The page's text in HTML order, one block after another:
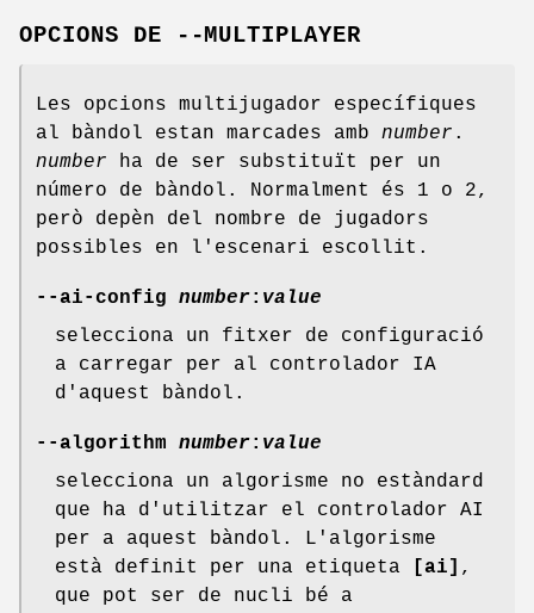
OPCIONS DE --MULTIPLAYER
Les opcions multijugador específiques
al bàndol estan marcades amb number .
number ha de ser substituït per un
número de bàndol. Normalment és 1 o 2,
però depèn del nombre de jugadors
possibles en l'escenari escollit.
--ai-config number: value
selecciona un fitxer de configuració
a carregar per al controlador IA
d'aquest bàndol.
--algorithm number: value
selecciona un algorisme no estàndard
que ha d'utilitzar el controlador AI
per a aquest bàndol. L'algorisme
està definit per una etiqueta
[ai] ,
que pot ser de nucli bé a